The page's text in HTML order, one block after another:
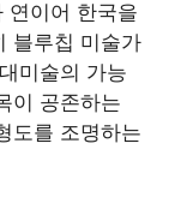
연이어 한국을
블루칩 미술가
미술의 가능
이 공존하는
도를 조명하는